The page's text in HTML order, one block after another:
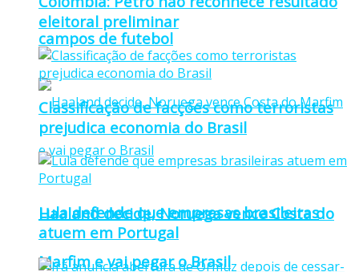
campos de futebol
Haaland decide, Noruega vence Costa do
Marfim e vai pegar o Brasil
eleitoral preliminar
Classificação de facções como terroristas
prejudica economia do Brasil
Lula defende que empresas brasileiras
atuem em Portugal